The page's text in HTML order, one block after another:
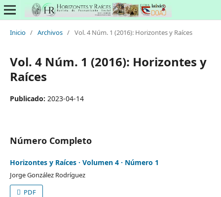
Inicio / Archivos / Vol. 4 Núm. 1 (2016): Horizontes y Raíces
Vol. 4 Núm. 1 (2016): Horizontes y
Raíces
Publicado: 2023-04-14
Número Completo
Horizontes y Raíces · Volumen 4 · Número 1
Jorge González Rodríguez
PDF